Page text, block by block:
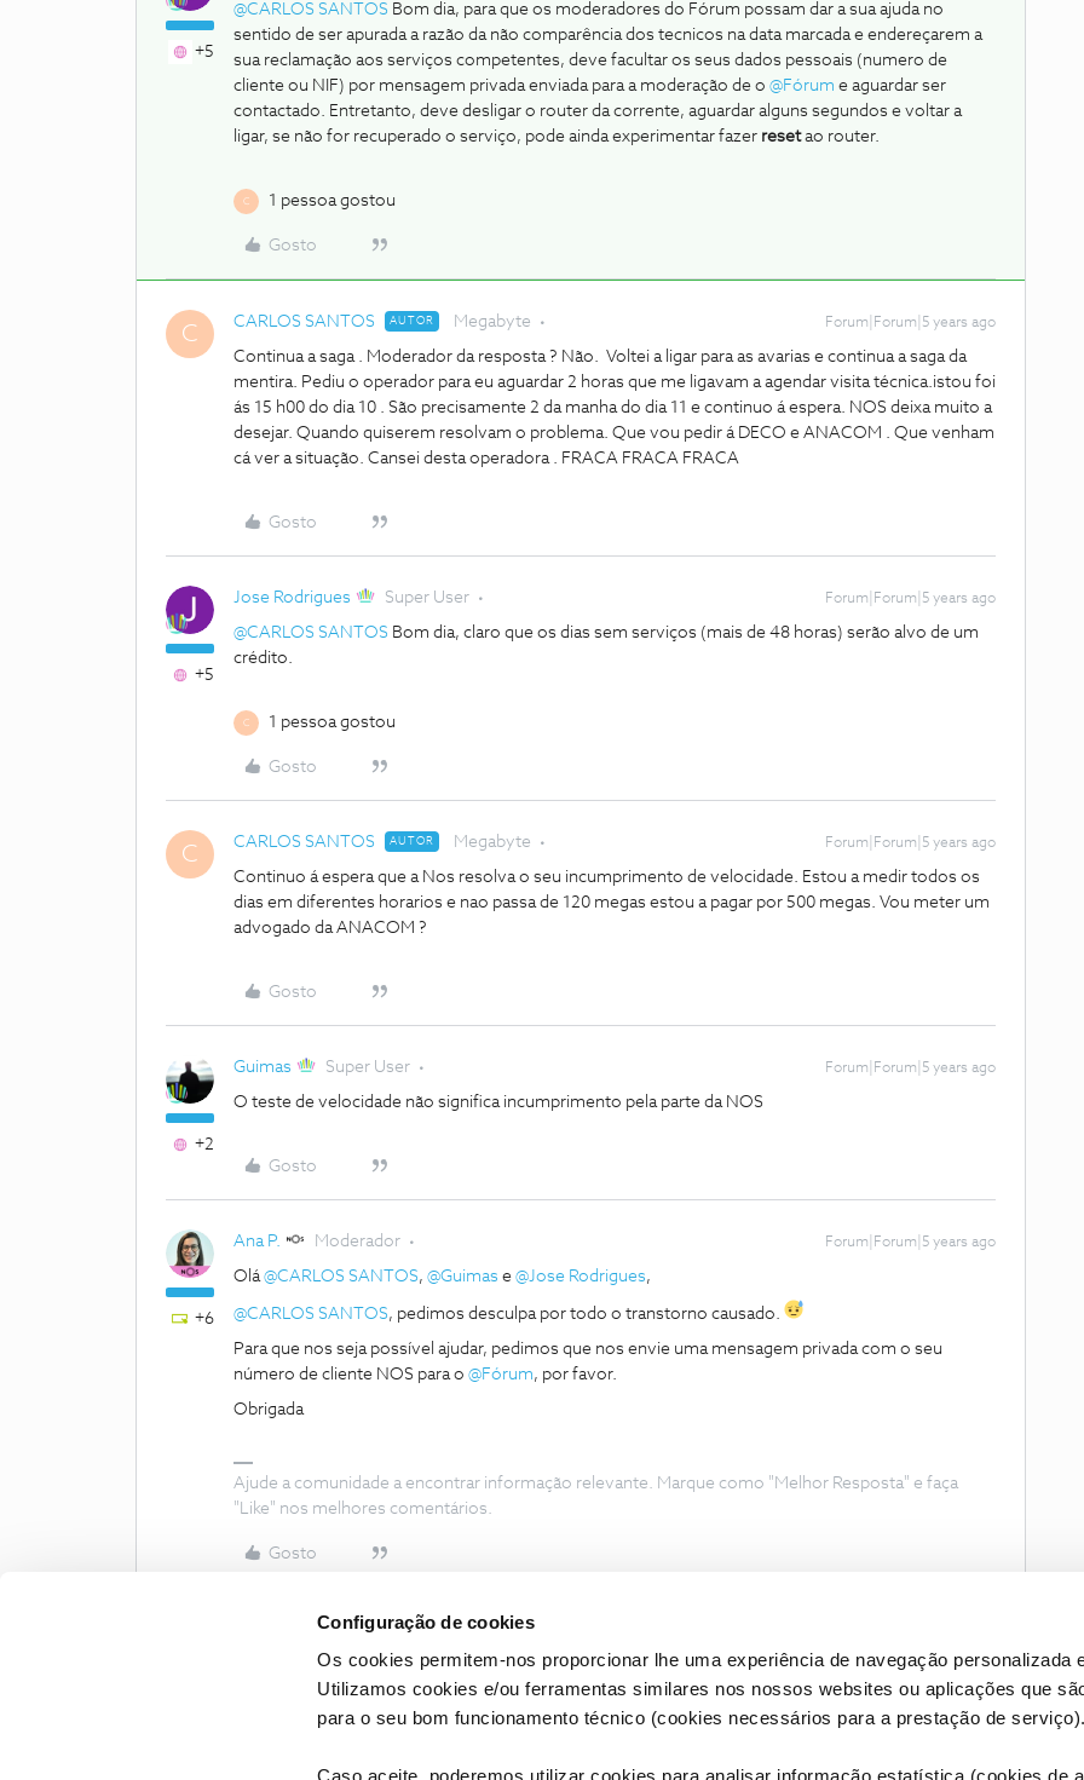
Configuração de cookies
Os cookies permitem-nos proporcionar lhe uma experiência de navegação personalizada
Utilizamos cookies e/ou ferramentas similares nos nossos websites ou aplicações que
para o seu bom funcionamento técnico (cookies necessários para a prestação de serviço).
+5
@CARLOS SANTOS Bom dia, para que os moderadores do Fórum possam dar a sua ajuda no
sentido de ser apurada a razão da não comparência dos tecnicos na data marcada e endereçarem a
sua reclamação aos serviços competentes, deve facultar os seus dados pessoais (numero de
cliente ou NIF) por mensagem privada enviada para a moderação de o @Fórum e aguardar ser
contactado. Entretanto, deve desligar o router da corrente, aguardar alguns segundos e voltar a
ligar, se não for recuperado o serviço, pode ainda experimentar fazer resetao router.
C 1 pessoa gostou
Gosto
C CARLOS SANTOS AUTOR Megabyte Forum|Forum|5 years ago
Continua a saga . Moderador da resposta ? Não. Voltei a ligar para as avarias e continua a saga da
mentira. Pediu o operador para eu aguardar 2 horas que me ligavam a agendar visita técnica.istou foi
ás 15 h00 do dia 10 . São precisamente 2 da manha do dia 11 e continuo á espera. NOS deixa muito a
desejar. Quando quiserem resolvam o problema. Que vou pedir á DECO e ANACOM . Que venham
cá ver a situação. Cansei desta operadora . FRACA FRACA FRACA
Gosto
+5
Jose Rodrigues Super User Forum|Forum|5 years ago
@CARLOS SANTOS Bom dia, claro que os dias sem serviços (mais de 48 horas) serão alvo de um
crédito.
C 1 pessoa gostou
Gosto
C CARLOS SANTOS AUTOR Megabyte Forum|Forum|5 years ago
Continuo á espera que a Nos resolva o seu incumprimento de velocidade. Estou a medir todos os
dias em diferentes horarios e nao passa de 120 megas estou a pagar por 500 megas. Vou meter um
advogado da ANACOM ?
Gosto
+2
Guimas Super User Forum|Forum|5 years ago
O teste de velocidade não significa incumprimento pela parte da NOS
Gosto
+6
Ana P. Moderador Forum|Forum|5 years ago
Olá@CARLOS SANTOS, @Guimas e @Jose Rodrigues,
@CARLOS SANTOS, pedimos desculpa por todo o transtorno causado.
Para que nos seja possível ajudar, pedimos que nos envie uma mensagem privada com o seu
número de cliente NOS para o @Fórum, por favor.
Obrigada
Ajude a comunidade a encontrar informação relevante. Marque como "Melhor Resposta" e faça
"Like" nos melhores comentários.
Gosto